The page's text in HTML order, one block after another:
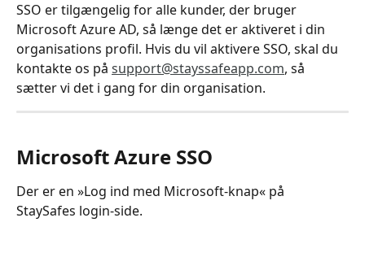
SSO er tilgængelig for alle kunder, der bruger
Microsoft Azure AD, så længe det er aktiveret i din
organisations profil. Hvis du vil aktivere SSO, skal du
kontakte os på support@stayssafeapp.com, så
sætter vi det i gang for din organisation.
Microsoft Azure SSO
Der er en »Log ind med Microsoft-knap« på
StaySafes login-side.